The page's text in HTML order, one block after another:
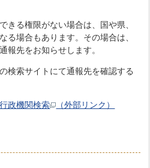
きる権限がない場合は、国や県、
る場合もあります。その場合は、
報先をお知らせします。
検索サイトにて通報先を確認する
政機関検索 （外部リンク）